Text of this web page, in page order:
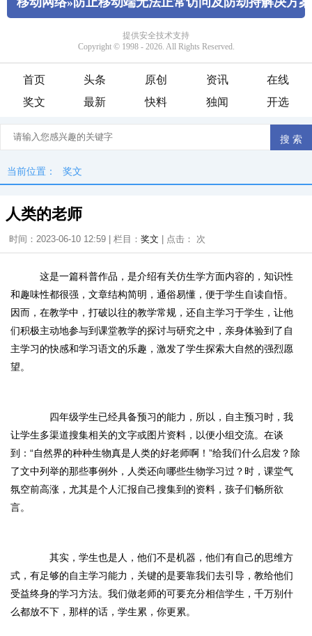
首页 头条 原创 资讯
在线
奖文
最新 快料 独闻 开选
当前位置： 奖文
人类的老师
时间：2023-06-10 12:59 | 栏目： 奖文 | 点击： 次
这是一篇科普作品，是介绍有关仿生学方面内容的，知识性
和趣味性都很强，文章结构简明，通俗易懂，便于学生自读自悟。
因而，在教学中，打破以往的教学常规，还自主学习于学生，让他
们积极主动地参与到课堂教学的探讨与研究之中，亲身体验到了自
主学习的快感和学习语文的乐趣，激发了学生探索大自然的强烈愿
望。
四年级学生已经具备预习的能力，所以，自主预习时，我
让学生多渠道搜集相关的文字或图片资料，以便小组交流。在谈
到：“自然界的种种生物真是人类的好老师啊！”给我们什么启发？除
了文中列举的那些事例外，人类还向哪些生物学习过？时，课堂气
氛空前高涨，尤其是个人汇报自己搜集到的资料，孩子们畅所欲
言。
其实，学生也是人，他们不是机器，他们有自己的思维方
式，有足够的自主学习能力，关键的是要靠我们去引导，教给他们
受益终身的学习方法。我们做老师的可要充分相信学生，千万别什
么都放不下，那样的话，学生累，你更累。